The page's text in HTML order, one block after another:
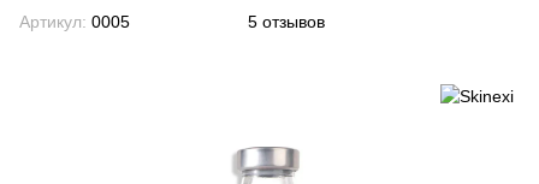
Артикул: 0005 5 отзывов